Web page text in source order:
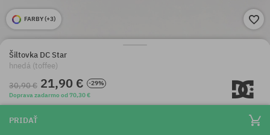
FARBY (+3)
Šiltovka DC Star
hnedá (toffee)
30,90 € 21,90 €
-29%
Doprava zadarmo od 70,30 €
PRIDAŤ